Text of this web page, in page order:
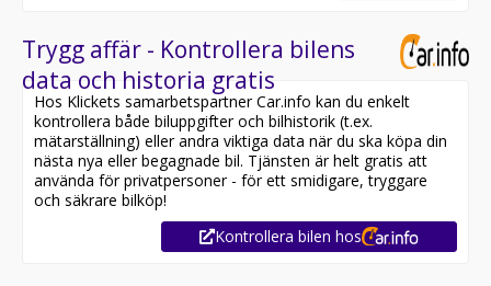
Trygg affär - Kontrollera bilens
data och historia gratis
Hos Klickets samarbetspartner Car.info kan du enkelt
kontrollera både biluppgifter och bilhistorik (t.ex.
mätarställning) eller andra viktiga data när du ska köpa din
nästa nya eller begagnade bil. Tjänsten är helt gratis att
använda för privatpersoner - för ett smidigare, tryggare
och säkrare bilköp!
Kontrollera bilen hos